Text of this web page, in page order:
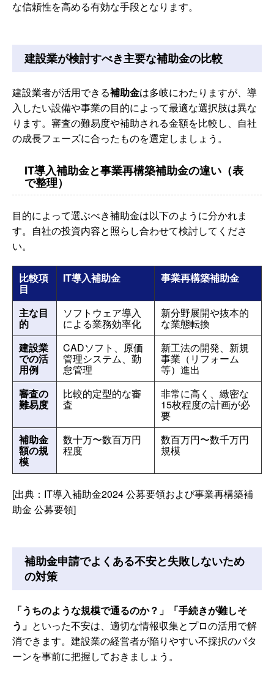
な信頼性を高める有効な手段となります。
建設業が検討すべき主要な補助金の比較
建設業者が活用できる補助金は多岐にわたりますが、導
入したい設備や事業の目的によって最適な選択肢は異な
ります。審査の難易度や補助される金額を比較し、自社
の成長フェーズに合ったものを選定しましょう。
IT導入補助金と事業再構築補助金の違い（表
で整理）
目的によって選ぶべき補助金は以下のように分かれま
す。自社の投資内容と照らし合わせて検討してくださ
い。
比較項
目
IT導入補助金 事業再構築補助金
主な目
的
ソフトウェア導入
による業務効率化
新分野展開や抜本的
な業態転換
建設業
での活
用例
CADソフト、原価
管理システム、勤
怠管理
新工法の開発、新規
事業（リフォーム
等）進出
審査の
難易度
比較的定型的な審
査
非常に高く、緻密な
15枚程度の計画が必
要
補助金
額の規
模
数十万〜数百万円
程度
数百万円〜数千万円
規模
[出典：IT導入補助金2024 公募要領および事業再構築補
助金 公募要領]
補助金申請でよくある不安と失敗しないため
の対策
「うちのような規模で通るのか？」「手続きが難しそ
う」 といった不安は、適切な情報収集とプロの活用で解
消できます。建設業の経営者が陥りやすい不採択のパタ
ーンを事前に把握しておきましょう。